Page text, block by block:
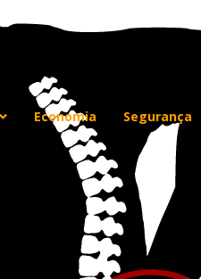
Economia Segurança